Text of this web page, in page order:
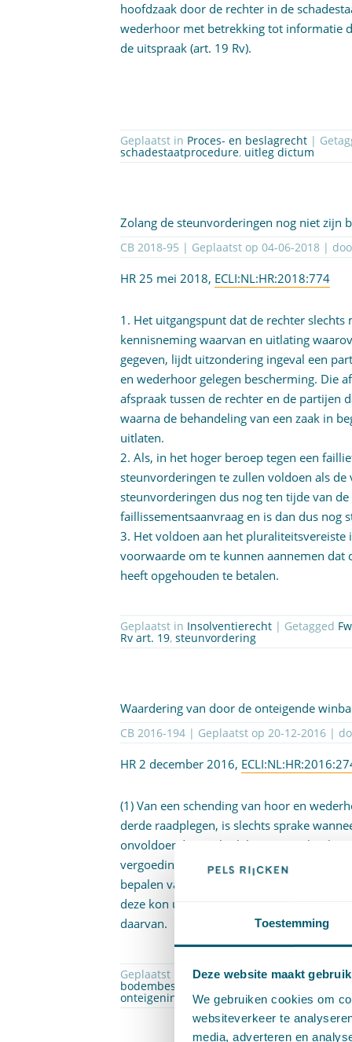
Toestemming
Deze website maakt
We gebruiken cookies om
websiteverkeer te
media, adverteren en
hoofdzaak door de rechter in de
wederhoor met betrekking tot informatie
de uitspraak (art. 19 Rv).
Geplaatst in Proces- en beslagrecht |
schadestaatprocedure, uitleg dictum
Zolang de steunvorderingen nog niet zijn
CB 2018-95 | Geplaatst op04-06-2018 |
HR 25 mei 2018, ECLI:NL:HR:2018:774
1. Het uitgangspunt dat de rechter
kennisneming waarvan en uitlating
gegeven, lijdt uitzondering ingeval een
en wederhoor gelegen bescherming. Die
afspraak tussen de rechter en de partijen
waarna de behandeling van een zaak in
uitlaten.
2. Als, in het hoger beroep tegen een
steunvorderingen te zullen voldoen als
steunvorderingen dus nog ten tijde van
faillissementsaanvraag en is dan dus nog
3. Het voldoen aan het
voorwaarde om te kunnen aannemen dat
heeft opgehouden te betalen.
Geplaatst in Insolventierecht | Getagged
Rv art. 19,steunvordering
Waardering van door de onteigende
CB 2016-194 | Geplaatst op20-12-2016 |
HR 2 december 2016,
(1) Van een schending van hoor en
derde raadplegen, is slechts sprake
onvoldoende inzichtelijk en
vergoeding toe vanwege de
bepalen van de omvang van die
deze kon uitwinnen, vrij in zijn keuze voor
daarvan.
Geplaatst in Onteigeningsrecht,Proces- en
bodembestanddelen deskundigenbericht
onteigeningsschadeloossteling,Rv art. 19 ,